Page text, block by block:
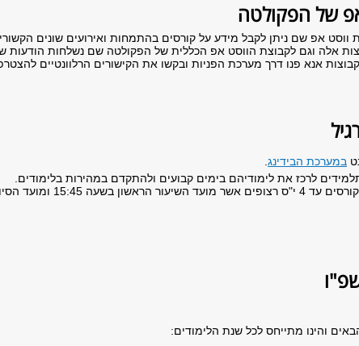
של הפקולטה
ווסט אפ שם ניתן לקבל מידע על קורסים בהתמחות ואירועים שונים
אלה וגם לקבוצת הווסט אפ הכללית של הפקולטה שם נשלחות הודעות
אנא פנו דרך מערכת הפניות ובקשו את הקישורים הרלוונטיים
במערכת הבידינג
לרכז את לימודיהם בימים קבועים ולהתקדם במהירות בלימודים.
הקורסים מושתתים על מקבץ של קורסים עד 4 י"ס רצופים אשר מועד השיעור הראשון
והינו מתייחס לכל שנת הלימודים: